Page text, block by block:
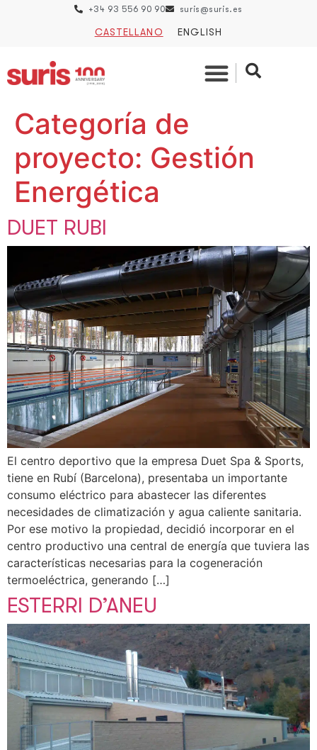
+34 93 556 90 90 suris@suris.es
CASTELLANO ENGLISH
Categoría de
proyecto: Gestión
Energética
DUET RUBI
El centro deportivo que la empresa Duet Spa & Sports,
tiene en Rubí (Barcelona), presentaba un importante
consumo eléctrico para abastecer las diferentes
necesidades de climatización y agua caliente sanitaria.
Por ese motivo la propiedad, decidió incorporar en el
centro productivo una central de energía que tuviera las
características necesarias para la cogeneración
termoeléctrica, generando […]
ESTERRI D’ANEU